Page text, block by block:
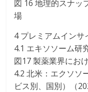
図 16 地理的スナッ
場
4 プレミアムインサ
4.1 エキソソーム研
図17 製薬業界にお
4.2 北米：エクソソ
ビス別、国別）（